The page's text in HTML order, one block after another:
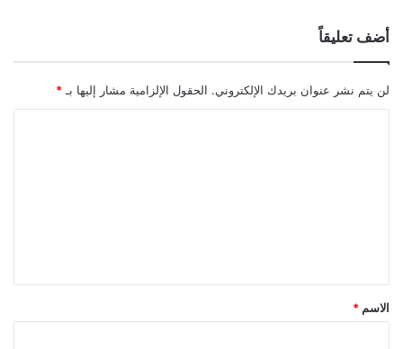
أضف تعليقاً
لن يتم نشر عنوان بريدك الإلكتروني. الحقول الإلزامية مشار إليها بـ *
الاسم *